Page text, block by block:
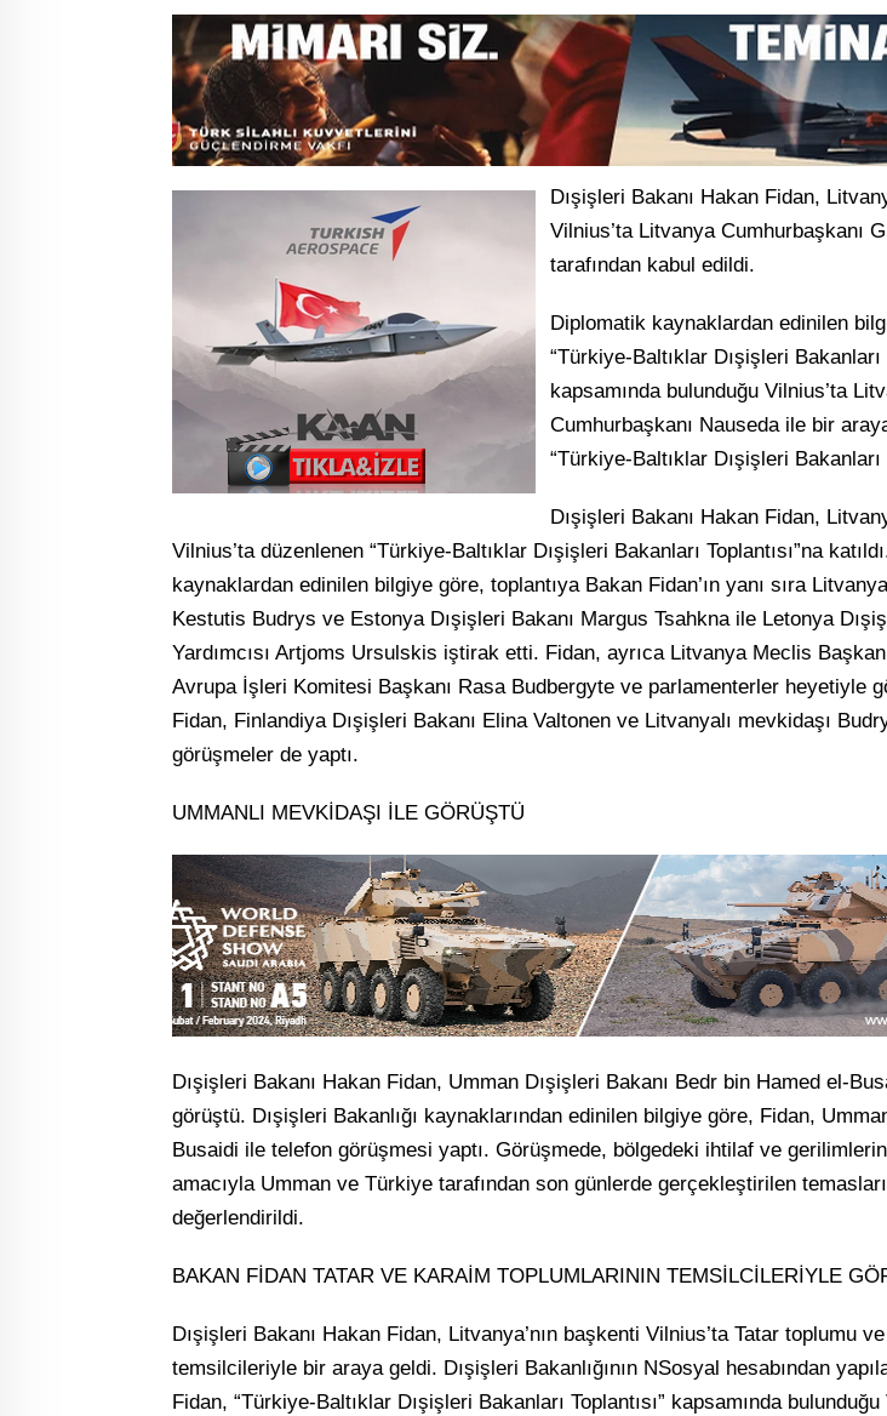
Dışişleri Bakanı Hakan Fidan,
Vilnius’ta Litvanya Cumhurbaşkanı
tarafından kabul edildi.
Diplomatik kaynaklardan edinilen
“Türkiye-Baltıklar Dışişleri Bakanları
kapsamında bulunduğu Vilnius’ta
Cumhurbaşkanı Nauseda ile bir
“Türkiye-Baltıklar Dışişleri Bakanları
Dışişleri Bakanı Hakan Fidan,
Vilnius’ta düzenlenen “Türkiye-Baltıklar Dışişleri Bakanları Toplantısı”na
kaynaklardan edinilen bilgiye göre, toplantıya Bakan Fidan’ın yanı sıra
Kestutis Budrys ve Estonya Dışişleri Bakanı Margus Tsahkna ile Letonya
Yardımcısı Artjoms Ursulskis iştirak etti. Fidan, ayrıca Litvanya Meclis Başkan
Avrupa İşleri Komitesi Başkanı Rasa Budbergyte ve parlamenterler heyetiyle
Fidan, Finlandiya Dışişleri Bakanı Elina Valtonen ve Litvanyalı mevkidaşı
görüşmeler de yaptı.
UMMANLI MEVKİDAŞI İLE GÖRÜŞTÜ
Dışişleri Bakanı Hakan Fidan, Umman Dışişleri Bakanı Bedr bin Hamed el-
görüştü. Dışişleri Bakanlığı kaynaklarından edinilen bilgiye göre, Fidan,
Busaidi ile telefon görüşmesi yaptı. Görüşmede, bölgedeki ihtilaf ve
amacıyla Umman ve Türkiye tarafından son günlerde gerçekleştirilen
değerlendirildi.
BAKAN FİDAN TATAR VE KARAİM TOPLUMLARININ TEMSİLCİLERİYLE
Dışişleri Bakanı Hakan Fidan, Litvanya’nın başkenti Vilnius’ta Tatar toplumu
temsilcileriyle bir araya geldi. Dışişleri Bakanlığının NSosyal hesabından
Fidan, “Türkiye-Baltıklar Dışişleri Bakanları Toplantısı” kapsamında bulunduğu